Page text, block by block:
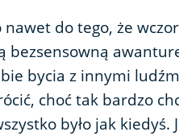
nawet do tego, że
bezsensowną
bycia z innymi
choć tak bardzo
było jak